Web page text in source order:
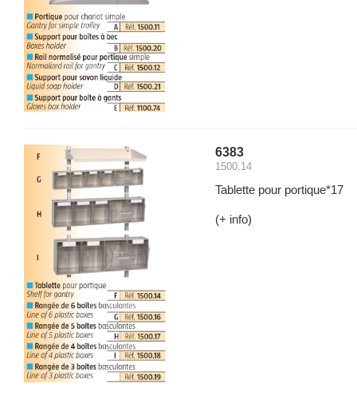
6383
1500.14
Tablette pour portique*17
(+ info)